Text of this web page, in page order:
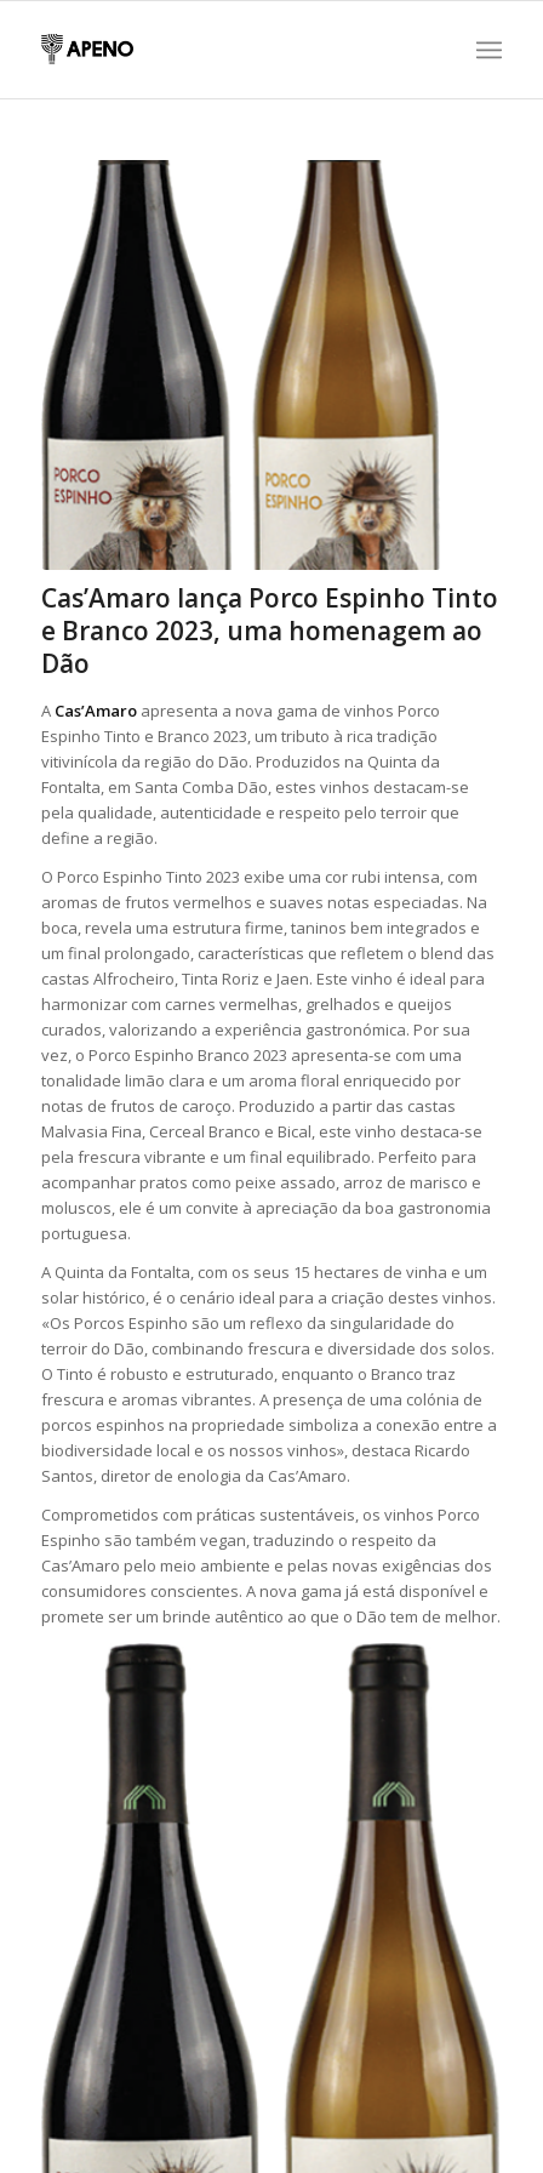
Cas’Amaro lança Porco Espinho Tinto
e Branco 2023, uma homenagem ao
Dão
ACas’Amaro apresenta a nova gama de vinhos Porco
Espinho Tinto e Branco 2023, um tributo à rica tradição
vitivinícola da região do Dão. Produzidos na Quinta da
Fontalta, em Santa Comba Dão, estes vinhos destacam-se
pela qualidade, autenticidade e respeito pelo terroir que
define a região.
O Porco Espinho Tinto 2023 exibe uma cor rubi intensa, com
aromas de frutos vermelhos e suaves notas especiadas. Na
boca, revela uma estrutura firme, taninos bem integrados e
um final prolongado, características que refletem o blend das
castas Alfrocheiro, Tinta Roriz e Jaen. Este vinho é ideal para
harmonizar com carnes vermelhas, grelhados e queijos
curados, valorizando a experiência gastronómica. Por sua
vez, o Porco Espinho Branco 2023 apresenta-se com uma
tonalidade limão clara e um aroma floral enriquecido por
notas de frutos de caroço. Produzido a partir das castas
Malvasia Fina, Cerceal Branco e Bical, este vinho destaca-se
pela frescura vibrante e um final equilibrado. Perfeito para
acompanhar pratos como peixe assado, arroz de marisco e
moluscos, ele é um convite à apreciação da boa gastronomia
portuguesa.
A Quinta da Fontalta, com os seus 15 hectares de vinha e um
solar histórico, é o cenário ideal para a criação destes vinhos.
«Os Porcos Espinho são um reflexo da singularidade do
terroir do Dão, combinando frescura e diversidade dos solos.
O Tinto é robusto e estruturado, enquanto o Branco traz
frescura e aromas vibrantes. A presença de uma colónia de
porcos espinhos na propriedade simboliza a conexão entre a
biodiversidade local e os nossos vinhos», destaca Ricardo
Santos, diretor de enologia da Cas’Amaro.
Comprometidos com práticas sustentáveis, os vinhos Porco
Espinho são também vegan, traduzindo o respeito da
Cas’Amaro pelo meio ambiente e pelas novas exigências dos
consumidores conscientes. A nova gama já está disponível e
promete ser um brinde autêntico ao que o Dão tem de melhor.